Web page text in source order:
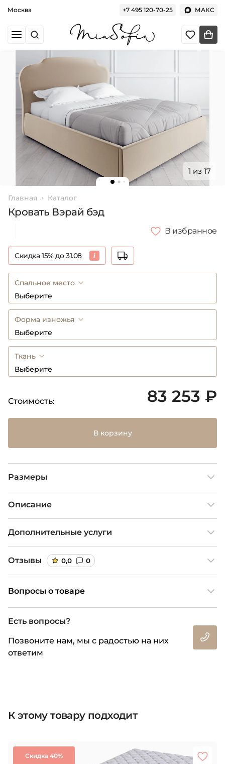
Москва +7 495 120-70-25 МАКС
1 из 17
Главная Каталог
Кровать Вэрай бэд
В избранное
Скидка 15% до 31.08
Спальное место
Выберите
Форма изножья
Выберите
Ткань
Выберите
Стоимость: 83 253 ₽
В корзину
Размеры
Описание
Дополнительные услуги
Отзывы 0,0 0
Вопросы о товаре
Есть вопросы?
Позвоните нам, мы с радостью на них
ответим
К этому товару подходит
Скидка 40%